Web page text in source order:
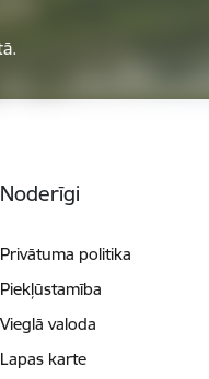
Noderīgi
Privātuma politika
Piekļūstamība
Vieglā valoda
Lapas karte